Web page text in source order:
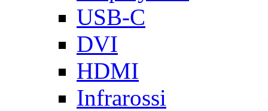
USB-C
DVI
HDMI
Infrarossi